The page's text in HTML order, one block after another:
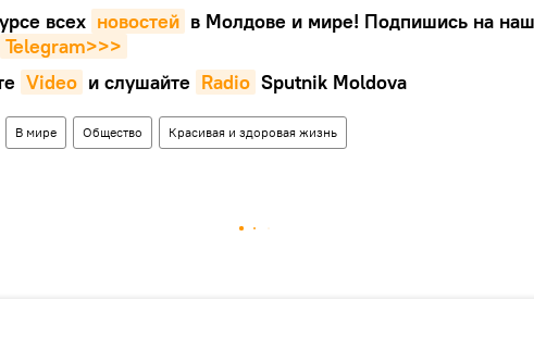
всех новостей в Молдове и мире! Подпишись на наш
Telegram>>>
Video и слушайте Radio Sputnik Moldova
В мире Общество Красивая и здоровая жизнь